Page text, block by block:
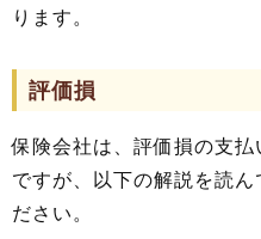
ります。
評価損
保険会社は、評価損の支
ですが、以下の解説を読
ださい。